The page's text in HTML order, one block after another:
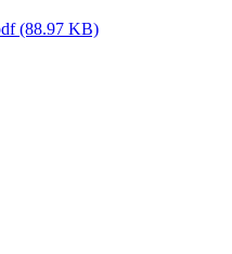
(88.97 KB)